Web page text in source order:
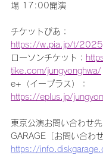
場 17:00開演
チケットぴあ：
https://w.pia.jp/t/
ローソンチケット：
tike.com/jungyonghwa/
e+（イープラス）：
https://eplus.jp/
東京公演お問い合わせ
GARAGE［お問い合わ
https://